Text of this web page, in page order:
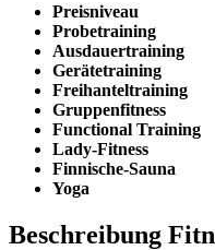
Preisniveau
Probetraining
Ausdauertraining
Gerätetraining
Freihanteltraining
Gruppenfitness
Functional Training
Lady-Fitness
Finnische-Sauna
Yoga
Beschreibung